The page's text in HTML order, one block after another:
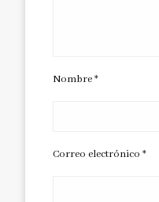
Nombre*
Correo electrónico *